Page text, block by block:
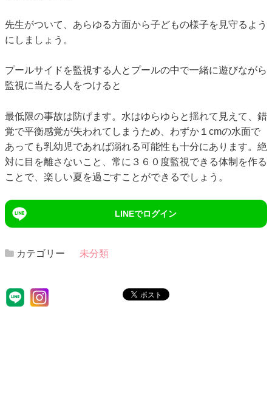
先生がついて、あらゆる方面から子どもの様子を見守るよう
にしましょう。
プールサイドを監視する人とプールの中で一緒に遊びながら
監視に当たる人をつけると
最低限の事故は防げます。水はゆらゆらと揺れて見えて、錯
覚で平衡感覚が失われてしまうため、わずか１cmの水面で
あっても乳幼児であれば溺れる可能性も十分にあります。絶
対に目を離さないこと、常に３６０度監視できる体制を作る
ことで、楽しい夏を過ごすことができるでしょう。
LINEでログイン
カテゴリー 未分類